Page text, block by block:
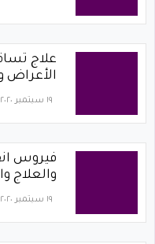
علاج
الأعراض
١٩ سبتمبر ٢٠٢٠
والعلاج
١٩ سبتمبر ٢٠٢٠